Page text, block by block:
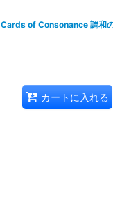
of Consonance 調和
カートに入れる